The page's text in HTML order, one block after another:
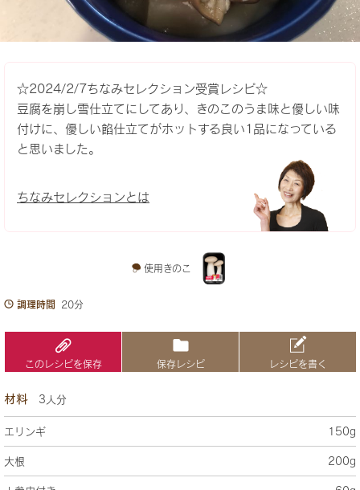
☆2024/2/7ちなみセレクション受賞レシピ☆
豆腐を崩し雪仕立てにしてあり、きのこのうま味と優しい味
付けに、優しい餡仕立てがホットする良い1品になっている
と思いました。
ちなみセレクションとは
使用きのこ
調理時間 20分
このレシピを保存 保存レシピ レシピを書く
材料 3人分
エリンギ 150g
大根 200g